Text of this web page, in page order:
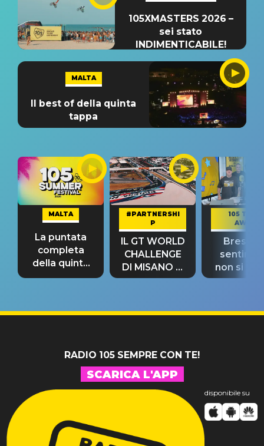
105XMASTERS 2026 –
sei stato
INDIMENTICABILE!
MALTA
Il best of della quinta
tappa
MALTA
La puntata
completa
della quinta
tappa
#PARTNERSHI
P
IL GT WORLD
CHALLENGE
DI MISANO si
riconferma
105 TAKE
AWAY
Bresh:
non si
fino alla
RADIO 105 SEMPRE CON TE!
SCARICA L'APP
disponibile su